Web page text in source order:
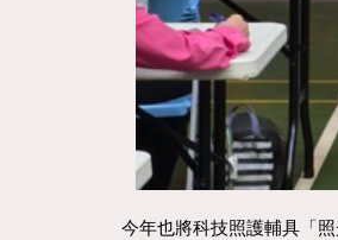
今年也將科技照護輔具「